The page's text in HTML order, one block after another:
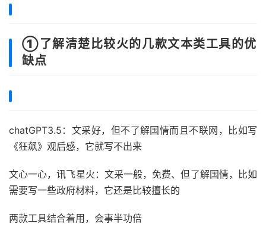
①了解清楚比较火的几款文本类工具的优
缺点
chatGPT3.5：文采好，但不了解国情而且不联网，比如写
《狂飙》观后感，它就写不出来
文心一心，讯飞星火：文采一般，免费、但了解国情，比如
需要写一些政府材料，它还是比较擅长的
两款工具结合着用，会事半功倍